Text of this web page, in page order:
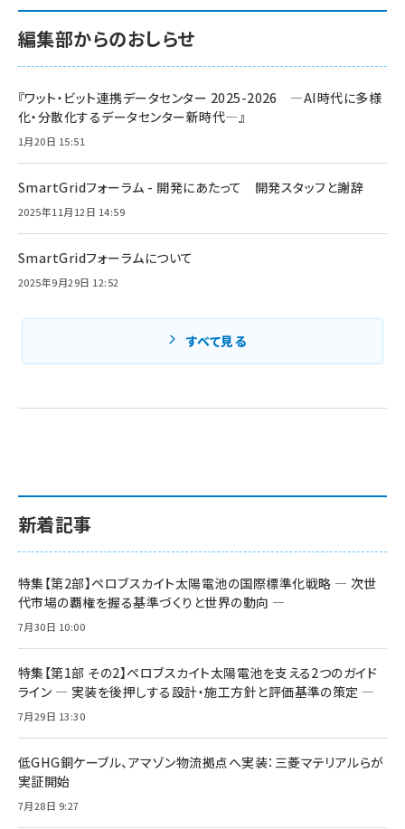
新着記事
特集【第2部】ペロブスカイト太陽電池の国際標準化戦略 ― 次世
代市場の覇権を握る基準づくりと世界の動向 ―
7月30日 10:00
特集【第1部 その2】ペロブスカイト太陽電池を支える2つのガイド
ライン ― 実装を後押しする設計・施工方針と評価基準の策定 ―
7月29日 13:30
低GHG銅ケーブル、アマゾン物流拠点へ実装：三菱マテリアルらが
実証開始
7月28日 9:27
編集部からのおしらせ
『ワット・ビット連携データセンター 2025-2026 ―AI時代に多様
化・分散化するデータセンター新時代―』
1月20日 15:51
SmartGridフォーラム - 開発にあたって 開発スタッフと謝辞
2025年11月12日 14:59
SmartGridフォーラムについて
2025年9月29日 12:52
すべて見る